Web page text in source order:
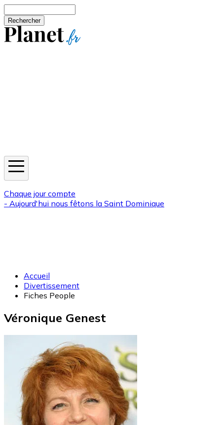
Chaque jour compte
- Aujourd'hui nous fêtons la Saint Dominique
Accueil
Divertissement
Fiches People
Véronique Genest